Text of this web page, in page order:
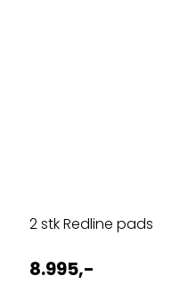
2 stk Redline pads
8.995,-